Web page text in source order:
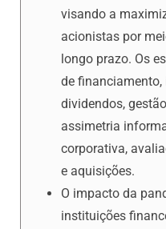
visando a
acionistas por
longo prazo. Os
de
dividendos,
assimetria
corporativa,
e aquisições.
O impacto da
instituições